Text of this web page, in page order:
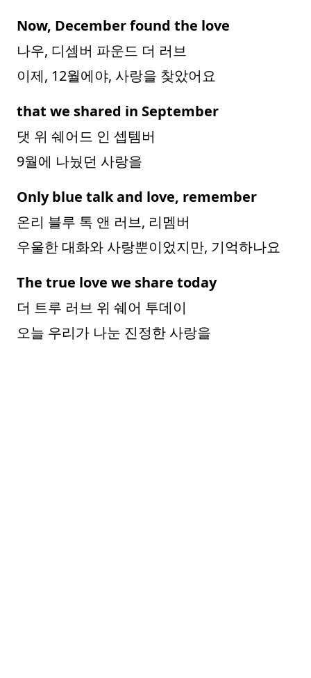
Now, December found the love
나우, 디셈버 파운드 더 러브
이제, 12월에야, 사랑을 찾았어요
that we shared in September
댓 위 쉐어드 인 셉템버
9월에 나눴던 사랑을
Only blue talk and love, remember
온리 블루 톡 앤 러브, 리멤버
우울한 대화와 사랑뿐이었지만, 기억하나요
The true love we share today
더 트루 러브 위 쉐어 투데이
오늘 우리가 나눈 진정한 사랑을